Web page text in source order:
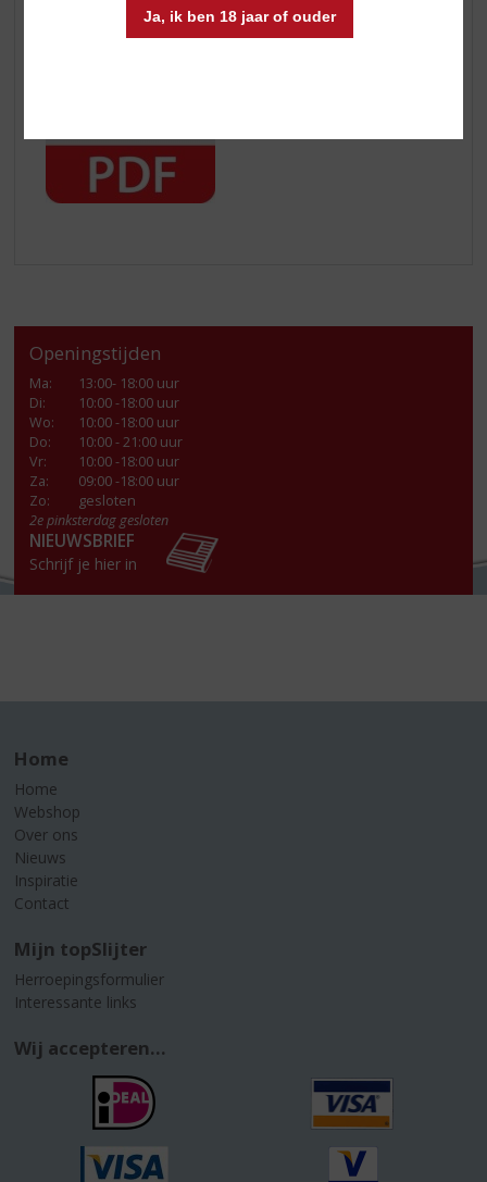
Ja, ik ben 18 jaar of ouder
Openingstijden
Ma:
13:00- 18:00 uur
Di:
10:00 -18:00 uur
Wo:
10:00 -18:00 uur
Do:
10:00 - 21:00 uur
Vr:
10:00 -18:00 uur
Za:
09:00 -18:00 uur
Zo:
gesloten
2e pinksterdag gesloten
NIEUWSBRIEF
Schrijf je hier in
Home
Home
Webshop
Over ons
Nieuws
Inspiratie
Contact
Mijn topSlijter
Herroepingsformulier
Interessante links
Wij accepteren...